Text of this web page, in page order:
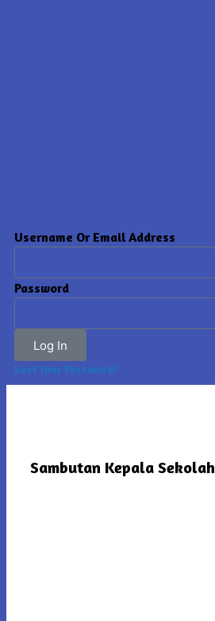
Username Or Email Address
Password
Log In
Lost Your Password?
Sambutan Kepala Sekolah